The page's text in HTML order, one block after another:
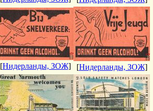
[Нидерланды, ЗОЖ] [Нидерланды, ЗОЖ]